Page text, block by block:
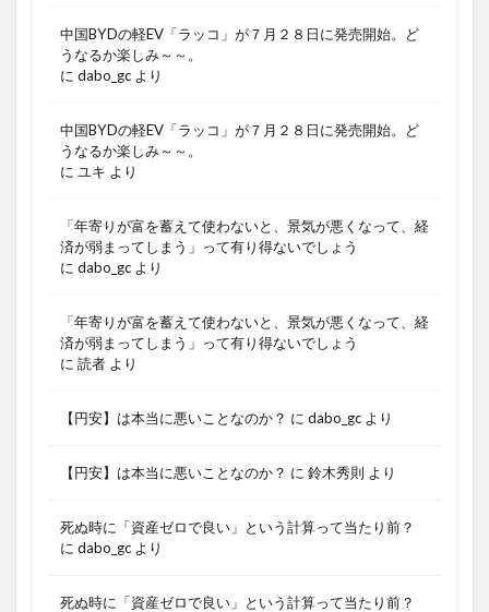
中国BYDの軽EV「ラッコ」が７月２８日に発売開始。ど
うなるか楽しみ～～。
に dabo_gc より
中国BYDの軽EV「ラッコ」が７月２８日に発売開始。ど
うなるか楽しみ～～。
に ユキ より
「年寄りが富を蓄えて使わないと、景気が悪くなって、経
済が弱まってしまう」って有り得ないでしょう
に dabo_gc より
「年寄りが富を蓄えて使わないと、景気が悪くなって、経
済が弱まってしまう」って有り得ないでしょう
に 読者 より
【円安】は本当に悪いことなのか？ に dabo_gc より
【円安】は本当に悪いことなのか？ に 鈴木秀則 より
死ぬ時に「資産ゼロで良い」という計算って当たり前？
に dabo_gc より
死ぬ時に「資産ゼロで良い」という計算って当たり前？